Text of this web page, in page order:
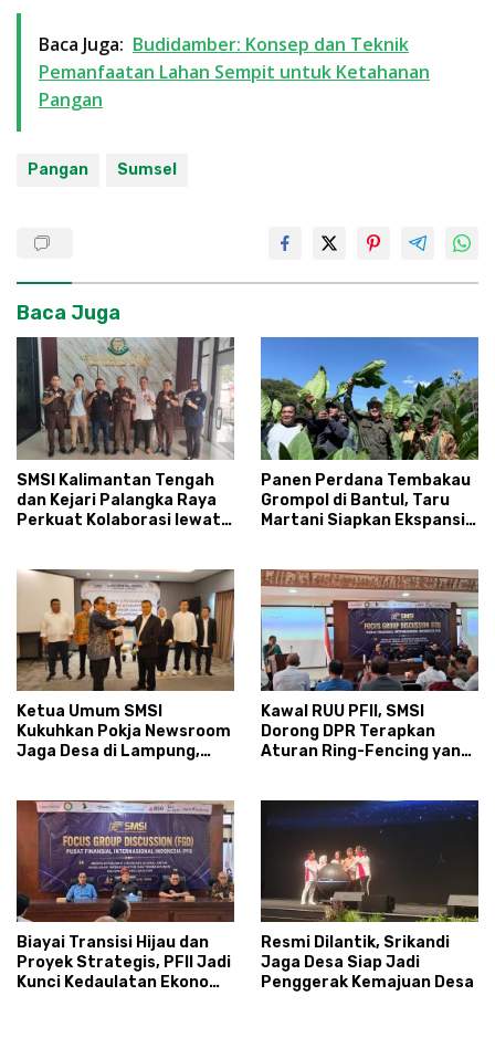
Baca Juga: Budidamber: Konsep dan Teknik
Pemanfaatan Lahan Sempit untuk Ketahanan
Pangan
Pangan Sumsel
Baca Juga
SMSI Kalimantan Tengah
dan Kejari Palangka Raya
Perkuat Kolaborasi lewat
Panen Perdana Tembakau
Grompol di Bantul, Taru
Martani Siapkan Ekspansi
Ketua Umum SMSI
Kukuhkan Pokja Newsroom
Jaga Desa di Lampung,
Kawal RUU PFII, SMSI
Dorong DPR Terapkan
Aturan Ring-Fencing yang
Biayai Transisi Hijau dan
Proyek Strategis, PFII Jadi
Kunci Kedaulatan Ekonomi
Resmi Dilantik, Srikandi
Jaga Desa Siap Jadi
Penggerak Kemajuan Desa